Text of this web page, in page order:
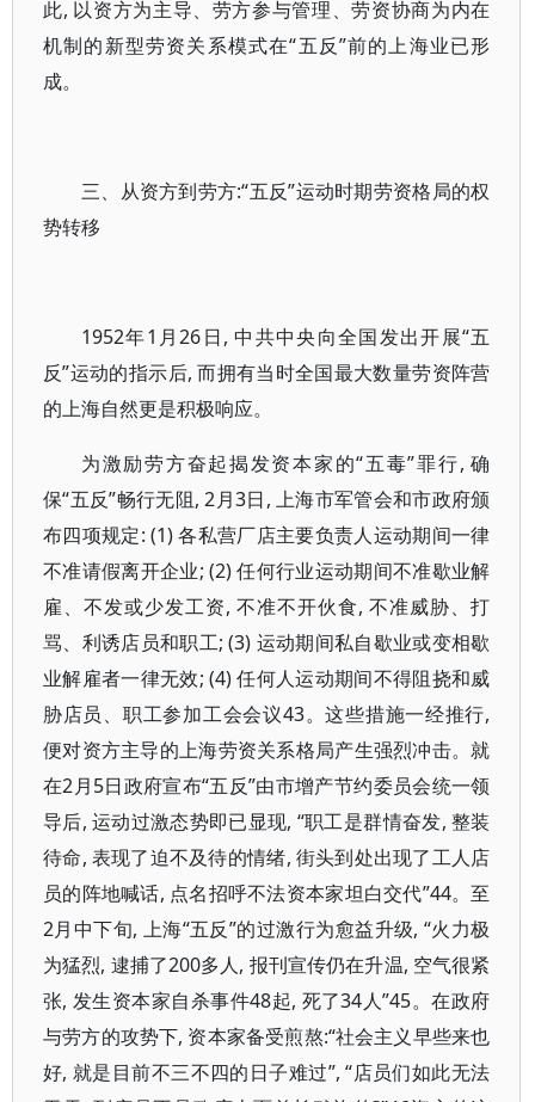
此, 以资方为主导、劳方参与管理、劳资协商为内在
机制的新型劳资关系模式在“五反”前的上海业已形
成。
三、从资方到劳方:“五反”运动时期劳资格局的权
势转移
1952年1月26日, 中共中央向全国发出开展“五
反”运动的指示后, 而拥有当时全国最大数量劳资阵营
的上海自然更是积极响应。
为激励劳方奋起揭发资本家的“五毒”罪行, 确
保“五反”畅行无阻, 2月3日, 上海市军管会和市政府颁
布四项规定: (1) 各私营厂店主要负责人运动期间一律
不准请假离开企业; (2) 任何行业运动期间不准歇业解
雇、不发或少发工资, 不准不开伙食, 不准威胁、打
骂、利诱店员和职工; (3) 运动期间私自歇业或变相歇
业解雇者一律无效; (4) 任何人运动期间不得阻挠和威
胁店员、职工参加工会会议43。这些措施一经推行,
便对资方主导的上海劳资关系格局产生强烈冲击。就
在2月5日政府宣布“五反”由市增产节约委员会统一领
导后, 运动过激态势即已显现, “职工是群情奋发, 整装
待命, 表现了迫不及待的情绪, 街头到处出现了工人店
员的阵地喊话, 点名招呼不法资本家坦白交代”44。至
2月中下旬, 上海“五反”的过激行为愈益升级, “火力极
为猛烈, 逮捕了200多人, 报刊宣传仍在升温, 空气很紧
张, 发生资本家自杀事件48起, 死了34人”45。在政府
与劳方的攻势下, 资本家备受煎熬:“社会主义早些来也
好, 就是目前不三不四的日子难过”, “店员们如此无法